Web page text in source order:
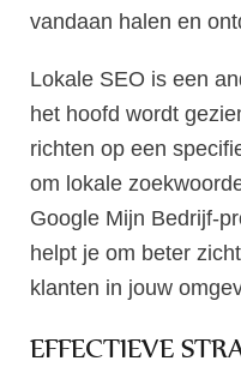
vandaan halen en
Lokale SEO is een
het hoofd wordt
richten op een
om lokale
Google Mijn Bedrijf-
helpt je om beter
klanten in jouw
EFFECTIEVE